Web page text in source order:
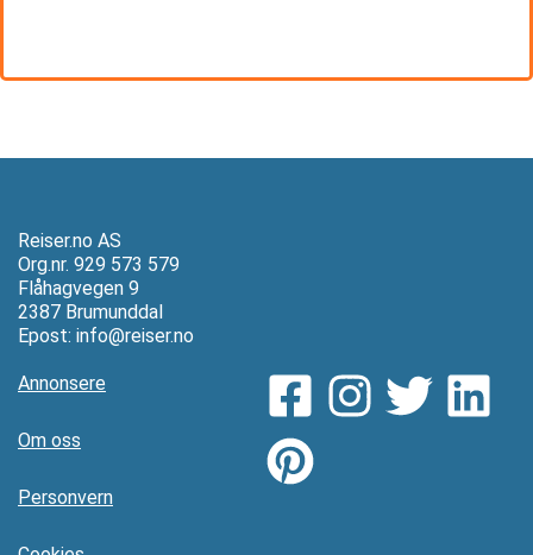
Reiser.no AS
Org.nr. 929 573 579
Flåhagvegen 9
2387 Brumunddal
Epost: info@reiser.no
Annonsere
Om oss
Personvern